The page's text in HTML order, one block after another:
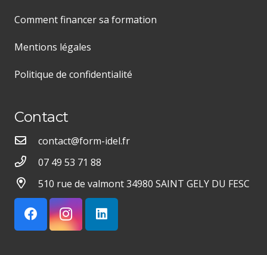
Comment financer sa formation
Mentions légales
Politique de confidentialité
Contact
contact@form-idel.fr
07 49 53 71 88
510 rue de valmont 34980 SAINT GELY DU FESC